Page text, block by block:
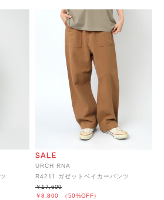
URCH RNA
R4211 ガゼットベイカーパンツ
￥8,800 （50%OFF）
￥17,600